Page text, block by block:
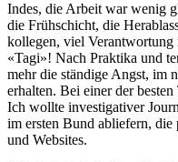
Indes, die Arbeit war wenig
die Frühschicht, die
kollegen, viel
«Tagi»! Nach Praktika und
mehr die ständige Angst, im
erhalten. Bei einer der
Ich wollte investigativer
im ersten Bund abliefern,
und Websites.